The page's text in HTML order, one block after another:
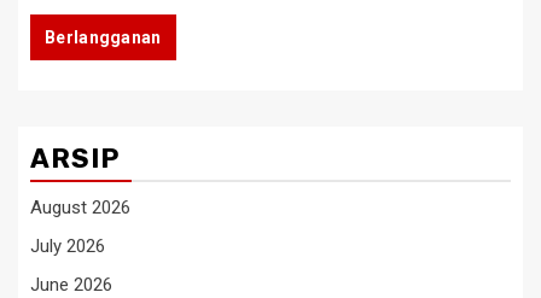
Berlangganan
ARSIP
August 2026
July 2026
June 2026